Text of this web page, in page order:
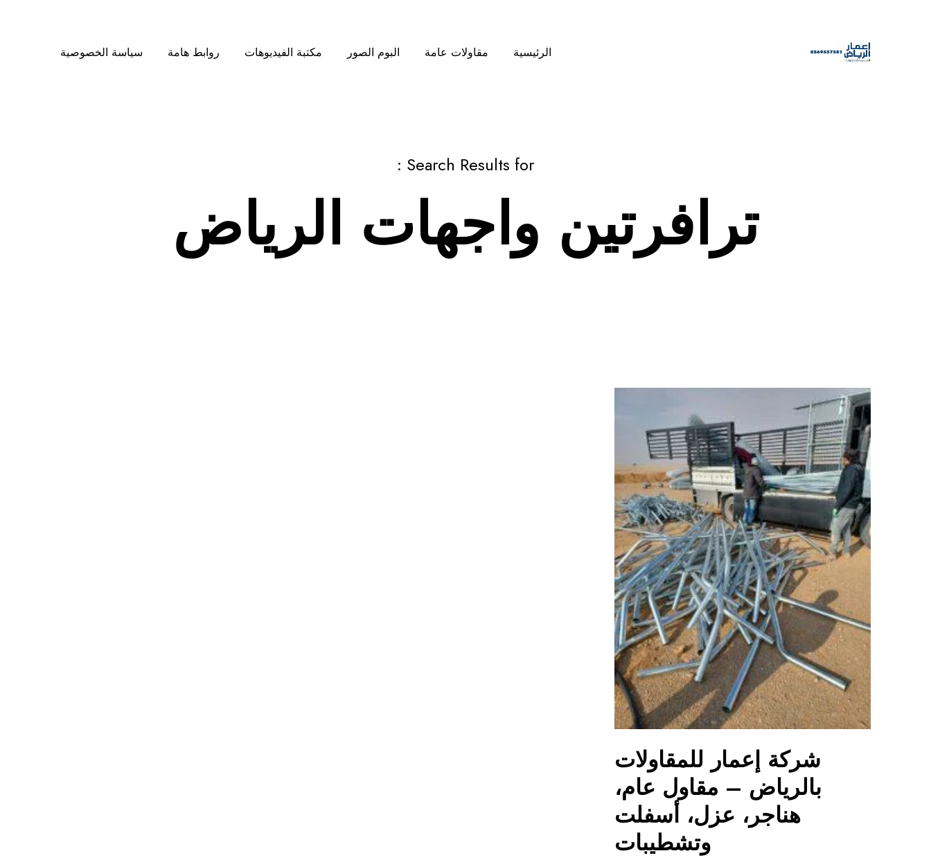
الرئيسية مقاولات عامة البوم الصور مكتبة الفيديوهات روابط هامة سياسة الخصوصية
Search Results for :
ترافرتين واجهات الرياض
شركة إعمار للمقاولات
بالرياض – مقاول عام،
هناجر، عزل، أسفلت
وتشطيبات